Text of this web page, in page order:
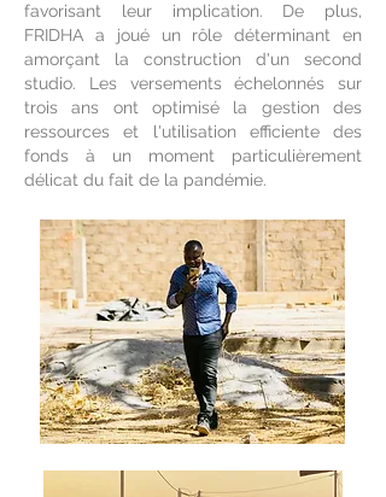
favorisant leur implication. De plus,
FRIDHA a joué un rôle déterminant en
amorçant la construction d'un second
studio. Les versements échelonnés sur
trois ans ont optimisé la gestion des
ressources et l'utilisation efficiente des
fonds à un moment particulièrement
délicat du fait de la pandémie.